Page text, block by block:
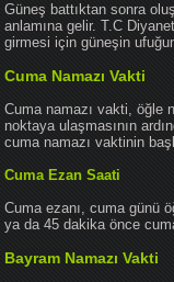
Güneş battıktan sonra
anlamına gelir. T.C
girmesi için güneşin
Cuma Namazı Vakti
Cuma namazı vakti, öğle
noktaya ulaşmasının
cuma namazı vaktinin
Cuma Ezan Saati
Cuma ezanı, cuma günü
ya da 45 dakika önce
Bayram Namazı Vakti